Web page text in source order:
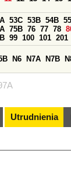
53C 53B 54B
75B 76 77 78
99 100 101 201
N6 N7A N7B
Utrudnienia